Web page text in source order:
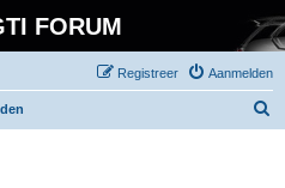
FORUM
Aanmelden
Registreer